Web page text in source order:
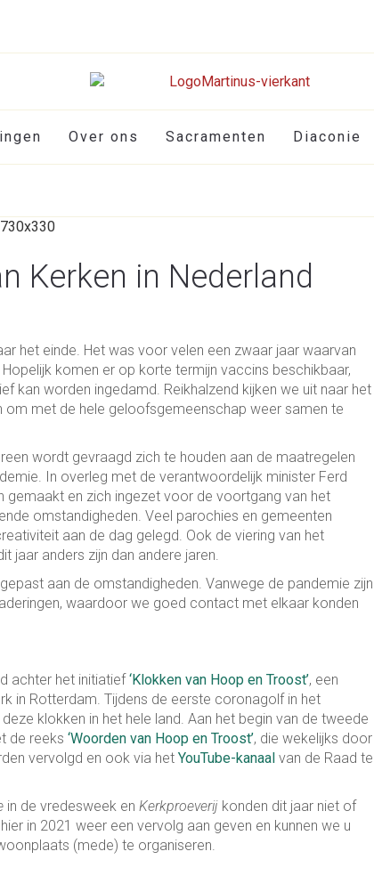
Over ons Sacramenten Diaconie
Kerken in Nederland
het einde. Het was voor velen een zwaar jaar waarvan
komen er op korte termijn vaccins beschikbaar,
kan worden ingedamd. Reikhalzend kijken we uit naar het
met de hele geloofsgemeenschap weer samen te
wordt gevraagd zich te houden aan de maatregelen
In overleg met de verantwoordelijk minister Ferd
gemaakt en zich ingezet voor de voortgang van het
omstandigheden. Veel parochies en gemeenten
aan de dag gelegd. Ook de viering van het
jaar anders zijn dan andere jaren.
aan de omstandigheden. Vanwege de pandemie zijn
waardoor we goed contact met elkaar konden
achter het initiatief‘Klokken van Hoop en Troost’, een
in Rotterdam. Tijdens de eerste coronagolf in het
klokken in het hele land. Aan het begin van de tweede
de reeks ‘Woorden van Hoop en Troost’, die wekelijks door
vervolgd en ook via het YouTube-kanaal van de Raad te
in de vredesweek en Kerkproeverij konden dit jaar niet of
in 2021 weer een vervolg aan geven en kunnen we u
(mede) te organiseren.